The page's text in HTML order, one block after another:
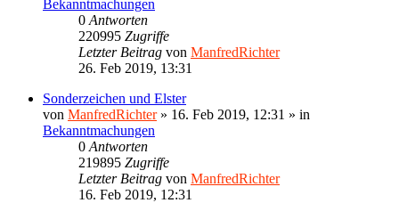
Bekanntmachungen
0 Antworten
220995 Zugriffe
Letzter Beitrag von ManfredRichter
26. Feb 2019, 13:31
Sonderzeichen und Elster
von ManfredRichter» 16. Feb 2019, 12:31 » in
Bekanntmachungen
0 Antworten
219895 Zugriffe
Letzter Beitrag von ManfredRichter
16. Feb 2019, 12:31